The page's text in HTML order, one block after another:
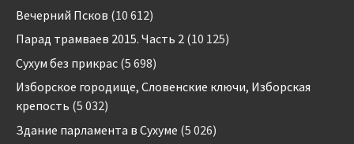
Вечерний Псков (10 612)
Парад трамваев 2015. Часть 2 (10 125)
Сухум без прикрас (5 698)
Изборское городище, Словенские ключи, Изборская
крепость (5 032)
Здание парламента в Сухуме (5 026)